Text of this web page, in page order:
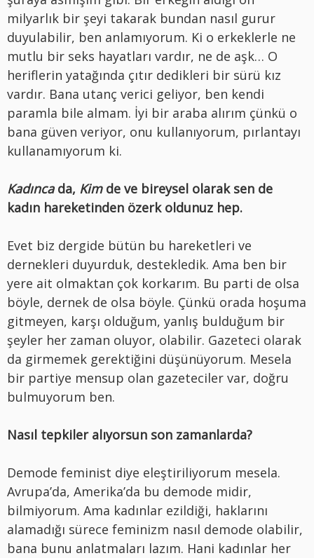
milyarlık bir şeyi takarak bundan nasıl gurur
duyulabilir, ben anlamıyorum. Ki o erkeklerle ne
mutlu bir seks hayatları vardır, ne de aşk… O
heriflerin yatağında çıtır dedikleri bir sürü kız
vardır. Bana utanç verici geliyor, ben kendi
paramla bile almam. İyi bir araba alırım çünkü o
bana güven veriyor, onu kullanıyorum, pırlantayı
kullanamıyorum ki.
Kadıncada, Kimde ve bireysel olarak sen de
kadın hareketinden özerk oldunuz hep.
Evet biz dergide bütün bu hareketleri ve
dernekleri duyurduk, destekledik. Ama ben bir
yere ait olmaktan çok korkarım. Bu parti de olsa
böyle, dernek de olsa böyle. Çünkü orada hoşuma
gitmeyen, karşı olduğum, yanlış bulduğum bir
şeyler her zaman oluyor, olabilir. Gazeteci olarak
da girmemek gerektiğini düşünüyorum. Mesela
bir partiye mensup olan gazeteciler var, doğru
bulmuyorum ben.
Nasıl tepkiler alıyorsun son zamanlarda?
Demode feminist diye eleştiriliyorum mesela.
Avrupa’da, Amerika’da bu demode midir,
bilmiyorum. Ama kadınlar ezildiği, haklarını
alamadığı sürece feminizm nasıl demode olabilir,
bana bunu anlatmaları lazım. Hani kadınlar her